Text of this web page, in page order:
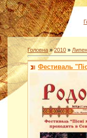
Головна »2010 »
Фестиваль